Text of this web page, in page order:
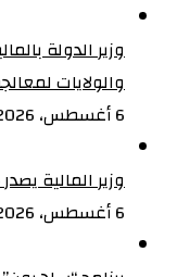
وزير الدولة
والولايات
6 أغسطس، 2026
وزير المالية
6 أغسطس، 2026